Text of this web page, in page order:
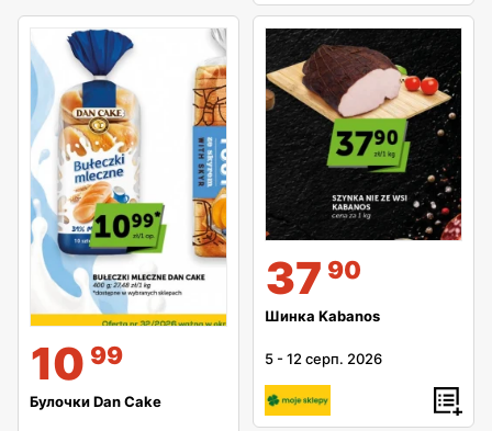
10 99
Булочки Dan Cake
37 90
Шинка Kabanos
5 -12 серп. 2026